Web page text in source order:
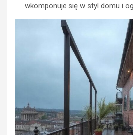
wkomponuje się w styl domu i